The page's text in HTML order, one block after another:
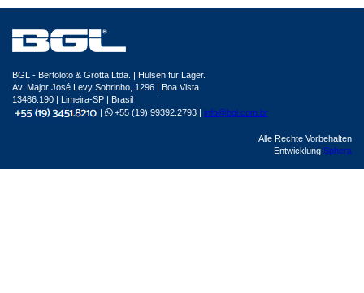
BGL - Bertoloto & Grotta Ltda. | Hülsen für Lager.
Av. Major José Levy Sobrinho, 1296 | Boa Vista
13486.190 | Limeira-SP | Brasil
|
+55 (19) 99392.2793 | info@bgl.com.br
Alle Rechte Vorbehalten
Entwicklung Sphera